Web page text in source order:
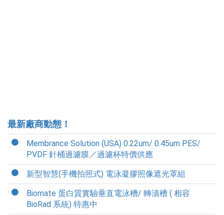
最新廠商動態！
Membrance Solution (USA) 0.22um/ 0.45um PES/
PVDF 針桶過濾膜／過濾杯特價供應
新型智慧(手機拍照式) 電泳凝膠照像遮光罩組
Biomate 蛋白質實驗垂直電泳槽/ 轉漬槽 ( 相容
BioRad 系統) 特惠中